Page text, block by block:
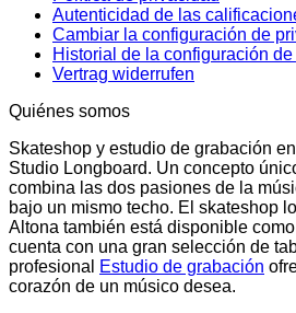
Autenticidad de las
Cambiar la configuración de
Historial de la configuración
Vertrag widerrufen
Quiénes somos
Skateshop y estudio de grabación
Studio Longboard. Un concepto
combina las dos pasiones de la
bajo un mismo techo. El skateshop
Altona también está disponible
cuenta con una gran selección de
profesional
Estudio de grabación
corazón de un músico desea.